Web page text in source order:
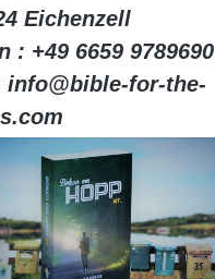
Eichenzell
: +49 6659 9789690
info@bible-for-the-